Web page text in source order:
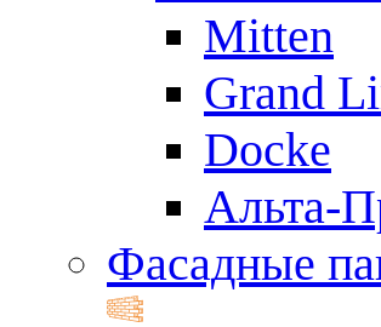
Mitten
Grand
Docke
Альта-
Фасадные